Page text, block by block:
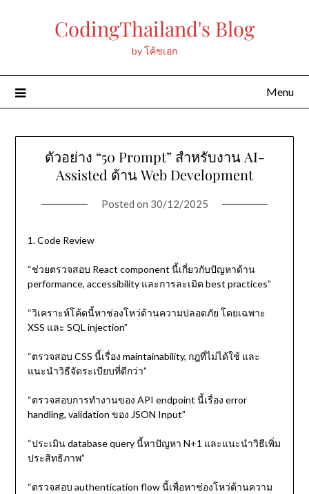
CodingThailand's Blog
by โค้ชเอก
Menu
ตัวอย่าง “50 Prompt” สำหรับงาน AI-
Assisted ด้าน Web Development
Posted on 30/12/2025
1. Code Review
“ช่วยตรวจสอบ React component นี้เกี่ยวกับปัญหาด้าน
performance, accessibility และการละเมิด best practices”
“วิเคราะห์โค้ดนี้หาช่องโหว่ด้านความปลอดภัย โดยเฉพาะ
XSS และ SQL injection”
“ตรวจสอบ CSS นี้เรื่อง maintainability, กฎที่ไม่ได้ใช้ และ
แนะนำวิธีจัดระเบียบที่ดีกว่า”
“ตรวจสอบการทำงานของ API endpoint นี้เรื่อง error
handling, validation ของ JSON Input”
“ประเมิน database query นี้หาปัญหา N+1 และแนะนำวิธีเพิ่ม
ประสิทธิภาพ”
“ตรวจสอบ authentication flow นี้เพื่อหาช่องโหว่ด้านความ